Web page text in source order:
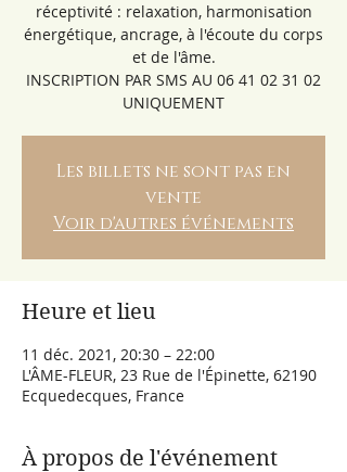
réceptivité : relaxation, harmonisation
énergétique, ancrage, à l'écoute du corps
et de l'âme.
INSCRIPTION PAR SMS AU 06 41 02 31 02
UNIQUEMENT
Les billets ne sont pas en
vente
Voir d'autres événements
Heure et lieu
11 déc. 2021, 20:30 – 22:00
L'ÂME-FLEUR, 23 Rue de l'Épinette, 62190
Ecquedecques, France
À propos de l'événement